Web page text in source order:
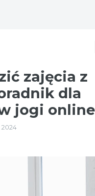
zajęcia z
dla
jogi online
2024